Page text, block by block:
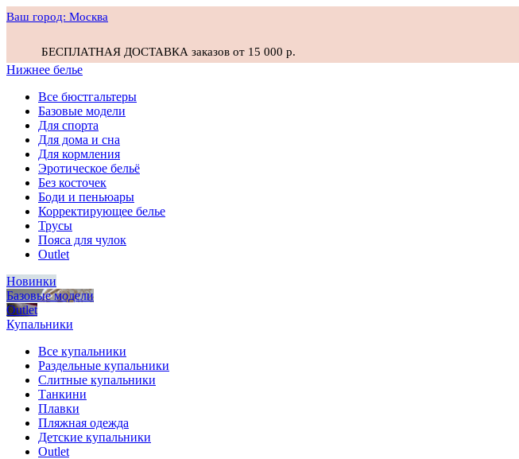
Ваш город: Москва
БЕСПЛАТНАЯ ДОСТАВКА заказов от 15 000 р.
Нижнее белье
Все бюстгальтеры
Базовые модели
Для спорта
Для дома и сна
Для кормления
Эротическое бельё
Без косточек
Боди и пеньюары
Корректирующее белье
Трусы
Пояса для чулок
Outlet
Новинки
Базовые модели
Outlet
Купальники
Все купальники
Раздельные купальники
Слитные купальники
Танкини
Плавки
Пляжная одежда
Детские купальники
Outlet